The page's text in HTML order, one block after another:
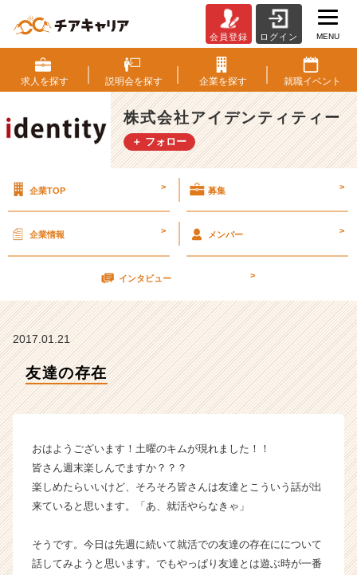
達
の
存
在
【株
式
イ
テ
ィ
ラ
ン】
|
ン
ー・
成
会員登録 ログイン MENU
求人を探す 説明会を探す 企業を探す 就職イベント
株式会社アイデンティティー
＋ フォロー
企業TOP > 募集 >
企業情報 > メンバー >
インタビュー >
2017.01.21
友達の存在
おはようございます！土曜のキムが現れました！！
皆さん週末楽しんでますか？？？
楽しめたらいいけど、そろそろ皆さんは友達とこういう話が出
来ていると思います。「あ、就活やらなきゃ」
そうです。今日は先週に続いて就活での友達の存在にについて
話してみようと思います。でもやっぱり友達とは遊ぶ時が一番